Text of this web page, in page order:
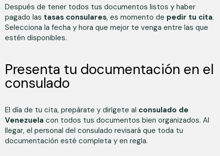
Después de tener todos tus documentos listos y haber
pagado las tasas consulares, es momento de pedir tu cita.
Selecciona la fecha y hora que mejor te venga entre las que
estén disponibles.
Presenta tu documentación en el
consulado
El día de tu cita, prepárate y dirígete al consulado de
Venezuela con todos tus documentos bien organizados. Al
llegar, el personal del consulado revisará que toda tu
documentación esté completa y en regla.